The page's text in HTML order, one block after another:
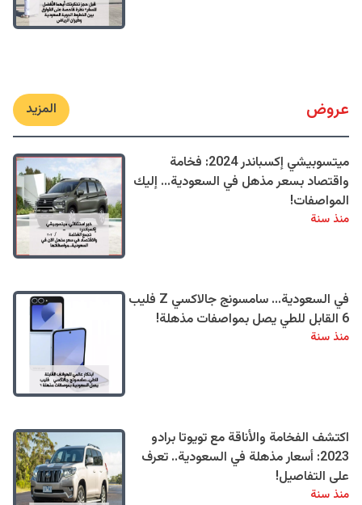
عروض المزيد
ميتسوبيشي إكسباندر 2024: فخامة
واقتصاد بسعر مذهل في السعودية... إليك
المواصفات!
منذ سنة
في السعودية... سامسونج جالاكسي Z فليب
6 القابل للطي يصل بمواصفات مذهلة!
منذ سنة
اكتشف الفخامة والأناقة مع تويوتا برادو
2023: أسعار مذهلة في السعودية.. تعرف
على التفاصيل!
منذ سنة